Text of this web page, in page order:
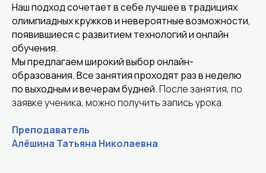
Наш подход сочетает в себе лучшее в традициях
олимпиадных кружков и невероятные возможности,
появившиеся с развитием технологий и онлайн
обучения.
Мы предлагаем широкий выбор онлайн-
образования. Все занятия проходят раз в неделю
по выходным и вечерам будней. После занятия, по
заявке ученика, можно получить запись урока.
Преподаватель
Алёшина Татьяна Николаевна